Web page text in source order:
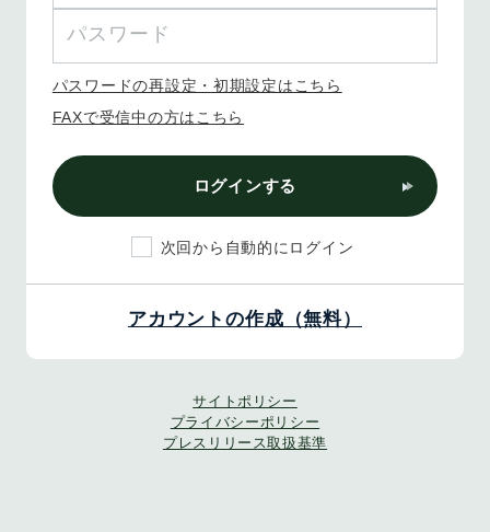
パスワードの再設定・初期設定はこちら
FAXで受信中の方はこちら
ログインする
次回から自動的にログイン
アカウントの作成（無料）
サイトポリシー
プライバシーポリシー
プレスリリース取扱基準